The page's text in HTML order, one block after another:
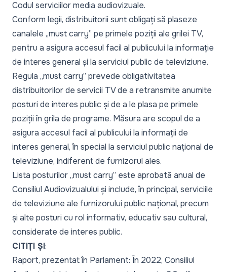
Codul serviciilor media audiovizuale.
Conform legii, distribuitorii sunt obligați să plaseze
canalele „must carry” pe primele poziții ale grilei TV,
pentru a asigura accesul facil al publicului la informație
de interes general și la serviciul public de televiziune.
Regula „must carry” prevede obligativitatea
distribuitorilor de servicii TV de a retransmite anumite
posturi de interes public și de a le plasa pe primele
poziții în grila de programe. Măsura are scopul de a
asigura accesul facil al publicului la informații de
interes general, în special la serviciul public național de
televiziune, indiferent de furnizorul ales.
Lista posturilor „must carry” este aprobată anual de
Consiliul Audiovizualului și include, în principal, serviciile
de televiziune ale furnizorului public național, precum
și alte posturi cu rol informativ, educativ sau cultural,
considerate de interes public.
CITIȚI ȘI:
Raport, prezentat în Parlament: În 2022, Consiliul